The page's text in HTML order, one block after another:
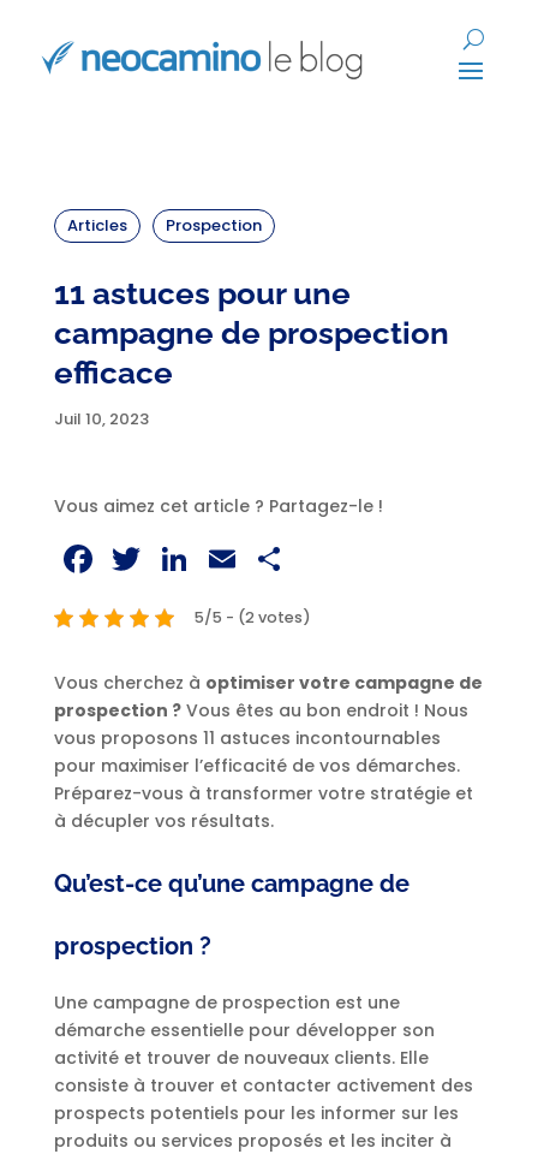
Articles Prospection
11 astuces pour une
campagne de prospection
efficace
Juil 10, 2023
Vous aimez cet article ? Partagez-le !
Facebook
Twitter
LinkedIn
Email
5/5 - (2 votes)
Vous cherchez à optimiser votre campagne de
prospection ?Vous êtes au bon endroit ! Nous
vous proposons 11 astuces incontournables
pour maximiser l’efficacité de vos démarches.
Préparez-vous à transformer votre stratégie et
à décupler vos résultats.
Qu’est-ce qu’une campagne de
prospection ?
Une campagne de prospection est une
démarche essentielle pour développer son
activité et trouver de nouveaux clients. Elle
consiste à trouver et contacter activement des
prospects potentiels pour les informer sur les
produits ou services proposés et les inciter à